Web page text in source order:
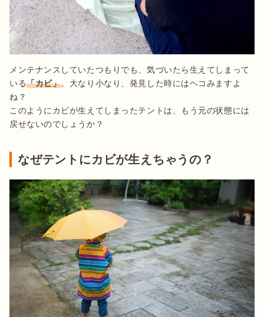
メンテナンスしていたつもりでも、気づいたら生えてしまって
いる「カビ」。大なり小なり、発見した時にはヘコみますよ
ね？
このようにカビが生えてしまったテントは、もう元の状態には
戻せないのでしょうか？
なぜテントにカビが生えちゃうの？